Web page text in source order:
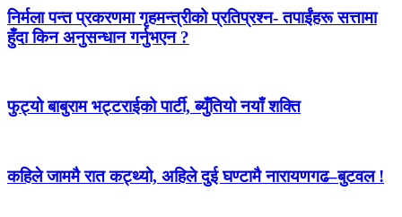
निर्मला पन्त प्रकरणमा गृहमन्त्रीको प्रतिप्रश्न- तपाईंहरू सत्तामा
हुँदा किन अनुसन्धान गर्नुभएन ?
फुट्यो बाबुराम भट्टराईको पार्टी, ब्युँतियो नयाँ शक्ति
कहिले जाममै रात कट्थ्यो, अहिले दुई घण्टामै नारायणगढ–बुटवल !